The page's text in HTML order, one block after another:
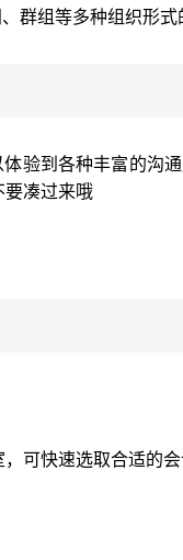
群组等多种组织形
验到各种丰富的沟
要凑过来哦
可快速选取合适的会